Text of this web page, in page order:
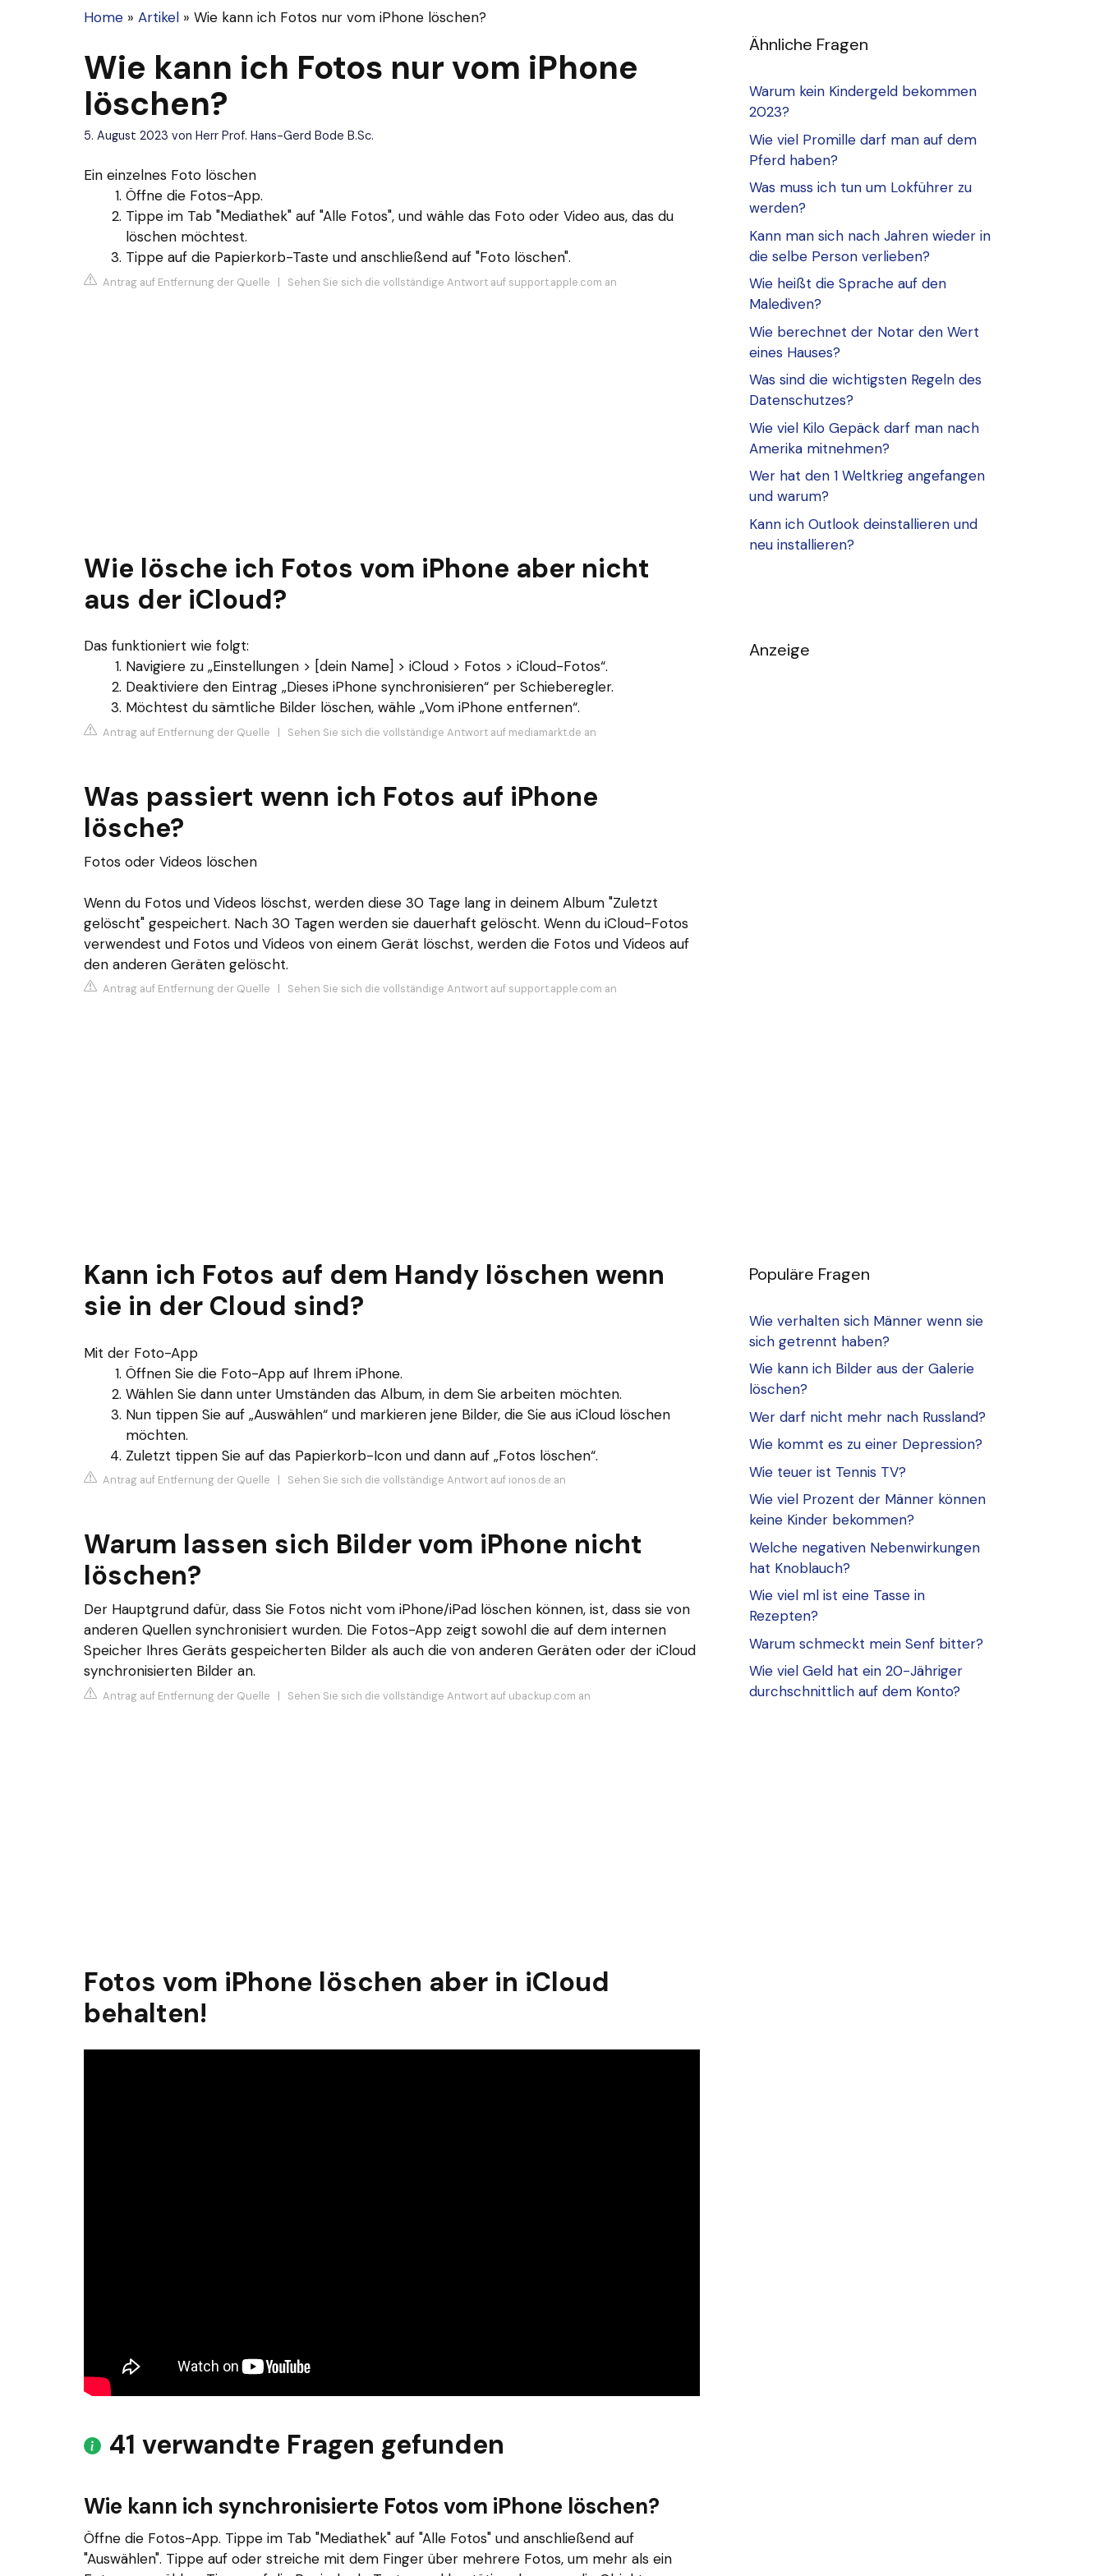
Home » Artikel » Wie kann ich Fotos nur vom iPhone löschen?
Wie kann ich Fotos nur vom iPhone
löschen?
5. August 2023 von Herr Prof. Hans-Gerd Bode B.Sc.
Ein einzelnes Foto löschen
Öffne die Fotos-App.
Tippe im Tab "Mediathek" auf "Alle Fotos", und wähle das Foto oder Video aus, das du
löschen möchtest.
Tippe auf die Papierkorb-Taste und anschließend auf "Foto löschen".
Antrag auf Entfernung der Quelle | Sehen Sie sich die vollständige Antwort auf support.apple.com an
Wie lösche ich Fotos vom iPhone aber nicht
aus der iCloud?
Das funktioniert wie folgt:
Navigiere zu „Einstellungen > [dein Name] > iCloud > Fotos > iCloud-Fotos“.
Deaktiviere den Eintrag „Dieses iPhone synchronisieren“ per Schieberegler.
Möchtest du sämtliche Bilder löschen, wähle „Vom iPhone entfernen“.
Antrag auf Entfernung der Quelle | Sehen Sie sich die vollständige Antwort auf mediamarkt.de an
Was passiert wenn ich Fotos auf iPhone
lösche?
Fotos oder Videos löschen
Wenn du Fotos und Videos löschst, werden diese 30 Tage lang in deinem Album "Zuletzt
gelöscht" gespeichert. Nach 30 Tagen werden sie dauerhaft gelöscht. Wenn du iCloud-Fotos
verwendest und Fotos und Videos von einem Gerät löschst, werden die Fotos und Videos auf
den anderen Geräten gelöscht.
Antrag auf Entfernung der Quelle | Sehen Sie sich die vollständige Antwort auf support.apple.com an
Kann ich Fotos auf dem Handy löschen wenn
sie in der Cloud sind?
Mit der Foto-App
Öffnen Sie die Foto-App auf Ihrem iPhone.
Wählen Sie dann unter Umständen das Album, in dem Sie arbeiten möchten.
Nun tippen Sie auf „Auswählen“ und markieren jene Bilder, die Sie aus iCloud löschen
möchten.
Zuletzt tippen Sie auf das Papierkorb-Icon und dann auf „Fotos löschen“.
Antrag auf Entfernung der Quelle | Sehen Sie sich die vollständige Antwort auf ionos.de an
Warum lassen sich Bilder vom iPhone nicht
löschen?
Der Hauptgrund dafür, dass Sie Fotos nicht vom iPhone/iPad löschen können, ist, dass sie von
anderen Quellen synchronisiert wurden. Die Fotos-App zeigt sowohl die auf dem internen
Speicher Ihres Geräts gespeicherten Bilder als auch die von anderen Geräten oder der iCloud
synchronisierten Bilder an.
Antrag auf Entfernung der Quelle | Sehen Sie sich die vollständige Antwort auf ubackup.com an
Fotos vom iPhone löschen aber in iCloud
behalten!
41 verwandte Fragen gefunden
Wie kann ich synchronisierte Fotos vom iPhone löschen?
Öffne die Fotos-App. Tippe im Tab "Mediathek" auf "Alle Fotos" und anschließend auf
"Auswählen". Tippe auf oder streiche mit dem Finger über mehrere Fotos, um mehr als ein
Ähnliche Fragen
Warum kein Kindergeld bekommen
2023?
Wie viel Promille darf man auf dem
Pferd haben?
Was muss ich tun um Lokführer zu
werden?
Kann man sich nach Jahren wieder in
die selbe Person verlieben?
Wie heißt die Sprache auf den
Malediven?
Wie berechnet der Notar den Wert
eines Hauses?
Was sind die wichtigsten Regeln des
Datenschutzes?
Wie viel Kilo Gepäck darf man nach
Amerika mitnehmen?
Wer hat den 1 Weltkrieg angefangen
und warum?
Kann ich Outlook deinstallieren und
neu installieren?
Anzeige
Populäre Fragen
Wie verhalten sich Männer wenn sie
sich getrennt haben?
Wie kann ich Bilder aus der Galerie
löschen?
Wer darf nicht mehr nach Russland?
Wie kommt es zu einer Depression?
Wie teuer ist Tennis TV?
Wie viel Prozent der Männer können
keine Kinder bekommen?
Welche negativen Nebenwirkungen
hat Knoblauch?
Wie viel ml ist eine Tasse in
Rezepten?
Warum schmeckt mein Senf bitter?
Wie viel Geld hat ein 20-Jähriger
durchschnittlich auf dem Konto?